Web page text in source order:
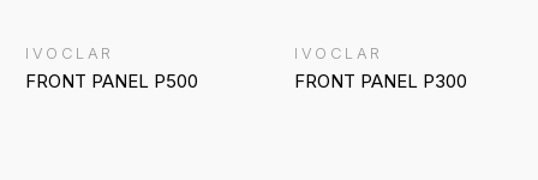
IVOCLAR
FRONT PANEL P500
IVOCLAR
FRONT PANEL P300